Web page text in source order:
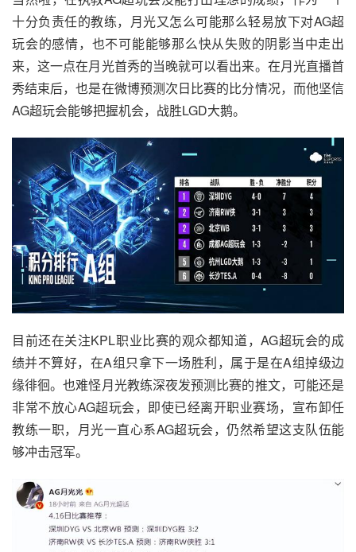
十分负责任的教练，月光又怎么可能那么轻易放下对AG超
玩会的感情，也不可能能够那么快从失败的阴影当中走出
来，这一点在月光首秀的当晚就可以看出来。在月光直播首
秀结束后，也是在微博预测次日比赛的比分情况，而他坚信
AG超玩会能够把握机会，战胜LGD大鹅。
目前还在关注KPL职业比赛的观众都知道，AG超玩会的成
绩并不算好，在A组只拿下一场胜利，属于是在A组掉级边
缘徘徊。也难怪月光教练深夜发预测比赛的推文，可能还是
非常不放心AG超玩会，即使已经离开职业赛场，宣布卸任
教练一职，月光一直心系AG超玩会，仍然希望这支队伍能
够冲击冠军。